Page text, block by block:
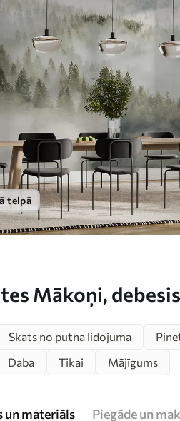
telpā
Mākoņi,
Skats no putna lidojuma
Daba Tikai Mājīgums
un materiāls Piegāde un